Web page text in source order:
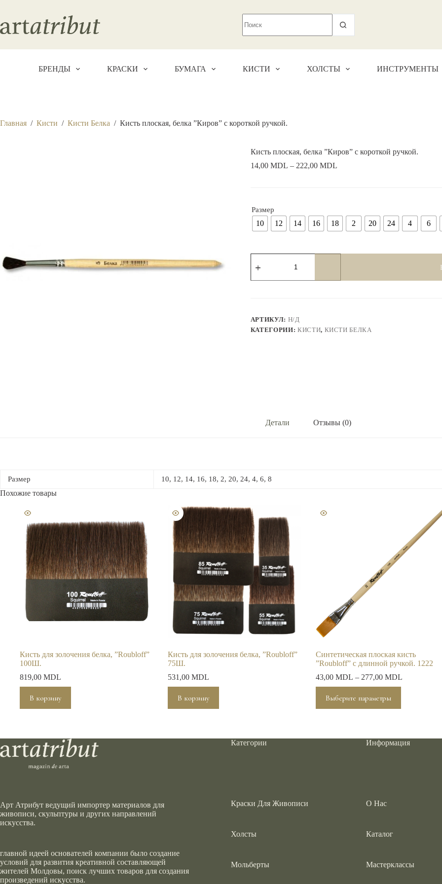
сути
БРЕНДЫ КРАСКИ БУМАГА КИСТИ ХОЛСТЫ ИНСТРУМЕНТЫ
Главная / Кисти / Кисти Белка / Кисть плоская, белка ”Киров” с короткой ручкой.
Кисть плоская, белка ”Киров” с короткой ручкой.
14,00 MDL – 222,00 MDL
Размер
10 12 14 16 18 2 20 24 4 6
товара
плоская,
короткой
ручкой.
АРТИКУЛ: Н/Д
КАТЕГОРИИ: КИСТИ, КИСТИ БЕЛКА
Детали Отзывы (0)
Размер 10, 12, 14, 16, 18, 2, 20, 24, 4, 6, 8
Похожие товары
Кисть для золочения белка, ”Roubloff”
100Ш.
819,00 MDL
В корзину
Кисть для золочения белка, ”Roubloff”
75Ш.
531,00 MDL
В корзину
Синтетическая плоская кисть
”Roubloff” с длинной ручкой. 1222
43,00 MDL – 277,00 MDL
Выберите параметры
товар
имеет
Арт Атрибут ведущий импортер материалов для
живописи, скульптуры и других направлений
искусства.
главной идеей основателей компании было создание
условий для развития креативной составляющей
жителей Молдовы, поиск лучших товаров для создания
произведений искусства.
Категории
Краски Для Живописи
Холсты
Мольберты
Информация
О Нас
Каталог
Мастерклассы